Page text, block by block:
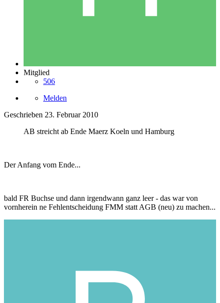
Mitglied
506
Melden
Geschrieben 23. Februar 2010
AB streicht ab Ende Maerz Koeln und Hamburg
Der Anfang vom Ende...
bald FR Buchse und dann irgendwann ganz leer - das war von
vornherein ne Fehlentscheidung FMM statt AGB (neu) zu machen...